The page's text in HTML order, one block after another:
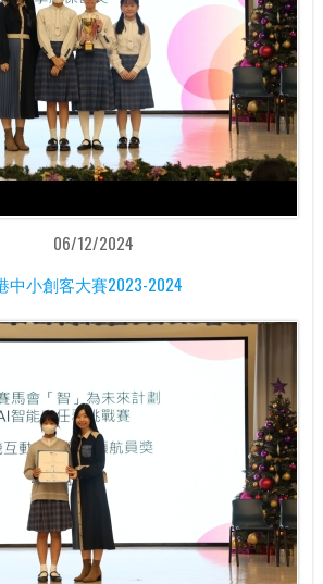
06/12/2024
中小創客大賽2023-2024